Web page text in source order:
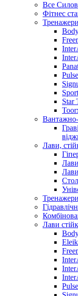
Все
Фітнес
Pulse
Star
Вантажно-
Лави,
Лави
Pulse